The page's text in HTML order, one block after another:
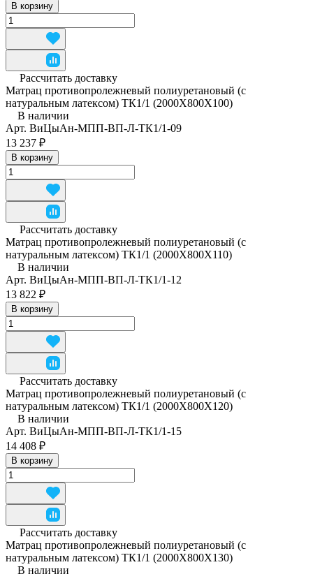
В корзину
Рассчитать доставку
Матрац противопролежневый полиуретановый (с
натуральным латексом) ТК1/1 (2000Х800Х100)
В наличии
Арт. ВиЦыАн-МПП-ВП-Л-ТК1/1-09
13 237 ₽
В корзину
Рассчитать доставку
Матрац противопролежневый полиуретановый (с
натуральным латексом) ТК1/1 (2000Х800Х110)
В наличии
Арт. ВиЦыАн-МПП-ВП-Л-ТК1/1-12
13 822 ₽
В корзину
Рассчитать доставку
Матрац противопролежневый полиуретановый (с
натуральным латексом) ТК1/1 (2000Х800Х120)
В наличии
Арт. ВиЦыАн-МПП-ВП-Л-ТК1/1-15
14 408 ₽
В корзину
Рассчитать доставку
Матрац противопролежневый полиуретановый (с
натуральным латексом) ТК1/1 (2000Х800Х130)
В наличии